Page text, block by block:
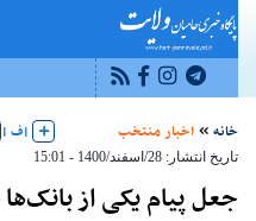
خانه اخبار منتخب |ف |
تاریخ انتشار: 28/اسفند/1400 - 15:01
جعل پیام یکی از